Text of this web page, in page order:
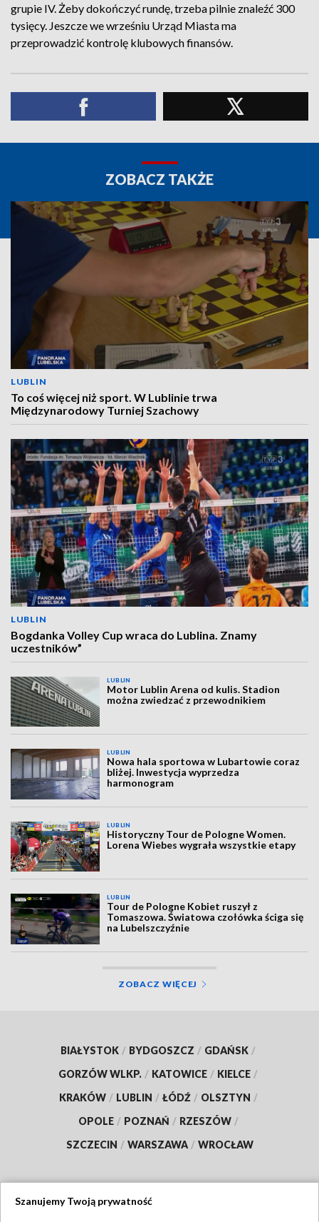
grupie IV. Żeby dokończyć rundę, trzeba pilnie znaleźć 300
tysięcy. Jeszcze we wrześniu Urząd Miasta ma
przeprowadzić kontrolę klubowych finansów.
ZOBACZ TAKŻE
LUBLIN
To coś więcej niż sport. W Lublinie trwa
Międzynarodowy Turniej Szachowy
LUBLIN
Bogdanka Volley Cup wraca do Lublina. Znamy
uczestników”
LUBLIN
Motor Lublin Arena od kulis. Stadion
można zwiedzać z przewodnikiem
LUBLIN
Nowa hala sportowa w Lubartowie coraz
bliżej. Inwestycja wyprzedza
harmonogram
LUBLIN
Historyczny Tour de Pologne Women.
Lorena Wiebes wygrała wszystkie etapy
LUBLIN
Tour de Pologne Kobiet ruszył z
Tomaszowa. Światowa czołówka ściga się
na Lubelszczyźnie
ZOBACZ WIĘCEJ
BIAŁYSTOK / BYDGOSZCZ / GDAŃSK /
GORZÓW WLKP. / KATOWICE / KIELCE /
KRAKÓW / LUBLIN / ŁÓDŹ / OLSZTYN /
OPOLE / POZNAŃ / RZESZÓW /
SZCZECIN / WARSZAWA / WROCŁAW
Szanujemy Twoją prywatność